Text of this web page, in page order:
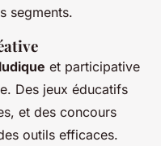
segments.
et participative
Des jeux éducatifs
et des concours
outils efficaces.